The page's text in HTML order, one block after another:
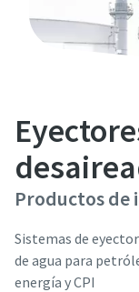
Productos de
Sistemas de
de agua para
energía y CPI
Apellido
Email
Teléfono
Apellido
Email
Teléfono
Apellido
Email
Teléfono
Apellido
Email
Teléfono
Apellido
Email
Teléfono